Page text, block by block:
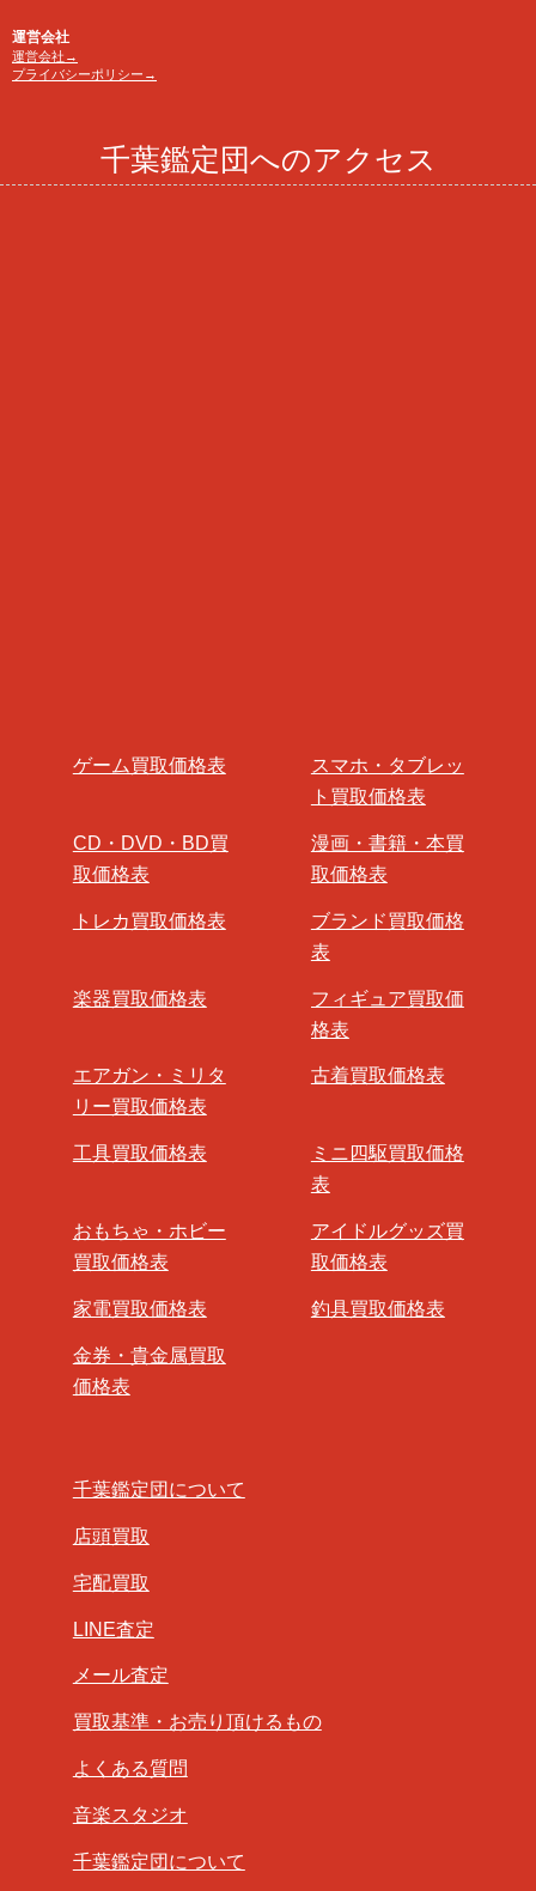
運営会社
運営会社→
プライバシーポリシー→
千葉鑑定団へのアクセス
ゲーム買取価格表
スマホ・タブレッ
ト買取価格表
CD・DVD・BD買
取価格表
漫画・書籍・本買
取価格表
トレカ買取価格表
ブランド買取価格
表
楽器買取価格表
フィギュア買取価
格表
エアガン・ミリタ
リー買取価格表
古着買取価格表
工具買取価格表
ミニ四駆買取価格
表
おもちゃ・ホビー
買取価格表
アイドルグッズ買
取価格表
家電買取価格表 釣具買取価格表
金券・貴金属買取
価格表
千葉鑑定団について
店頭買取
宅配買取
LINE査定
メール査定
買取基準・お売り頂けるもの
よくある質問
音楽スタジオ
千葉鑑定団について